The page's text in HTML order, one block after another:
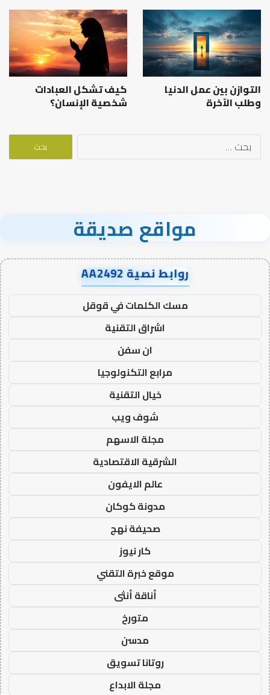
التوازن بين عمل الدنيا
وطلب الآخرة
كيف تشكل العبادات
شخصية الإنسان؟
البحث
مواقع صديقة
روابط نصية AA2492
مسك الكلمات في قوقل
اشراق التقنية
ان سفن
مرابع التكنولوجيا
خيال التقنية
شوف ويب
مجلة الاسهم
الشرقية الاقتصادية
عالم الايفون
مدونة كوكان
صحيفة نهج
كار نيوز
موقع خبرة التقني
أناقة أنثى
متورخ
مدسن
روتانا تسويق
مجلة الابداع